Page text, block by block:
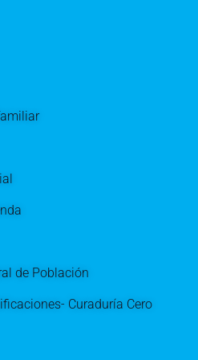
de Población
Curaduría Cero